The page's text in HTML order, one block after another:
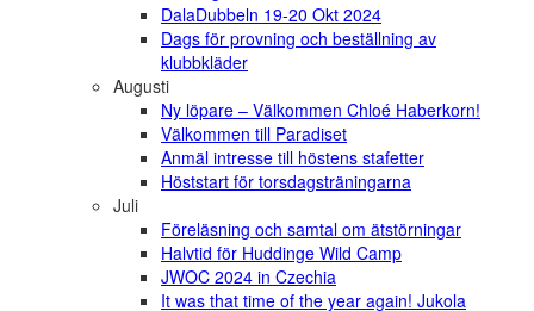
DalaDubbeln 19-20 Okt 2024
Dags för provning och beställning av
klubbkläder
Augusti
Ny löpare – Välkommen Chloé Haberkorn!
Välkommen till Paradiset
Anmäl intresse till höstens stafetter
Höststart för torsdagsträningarna
Juli
Föreläsning och samtal om ätstörningar
Halvtid för Huddinge Wild Camp
JWOC 2024 in Czechia
It was that time of the year again! Jukola